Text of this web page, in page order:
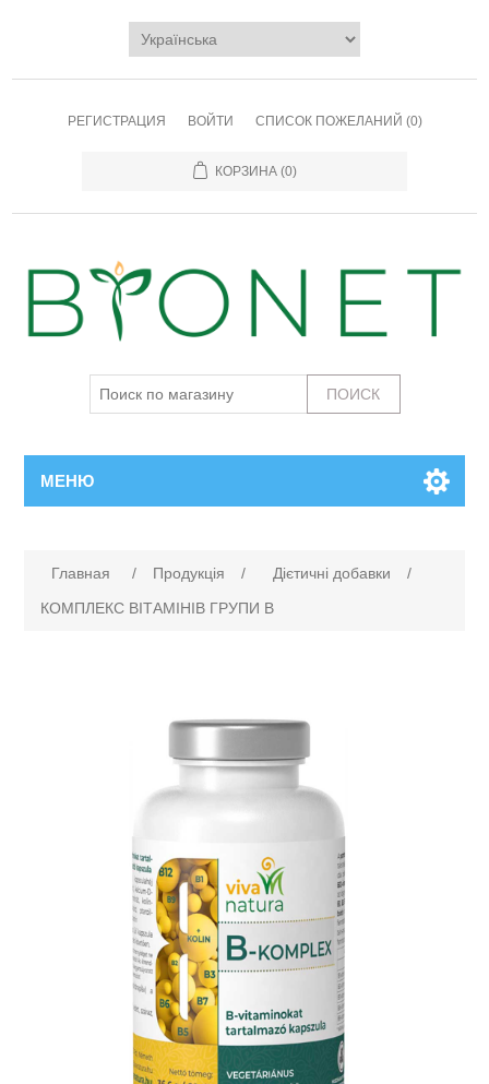
РЕГИСТРАЦИЯ ВОЙТИ СПИСОК ПОЖЕЛАНИЙ (0)
КОРЗИНА (0)
МЕНЮ
Главная / Продукція / Дієтичні добавки
/
КОМПЛЕКС ВІТАМІНІВ ГРУПИ В